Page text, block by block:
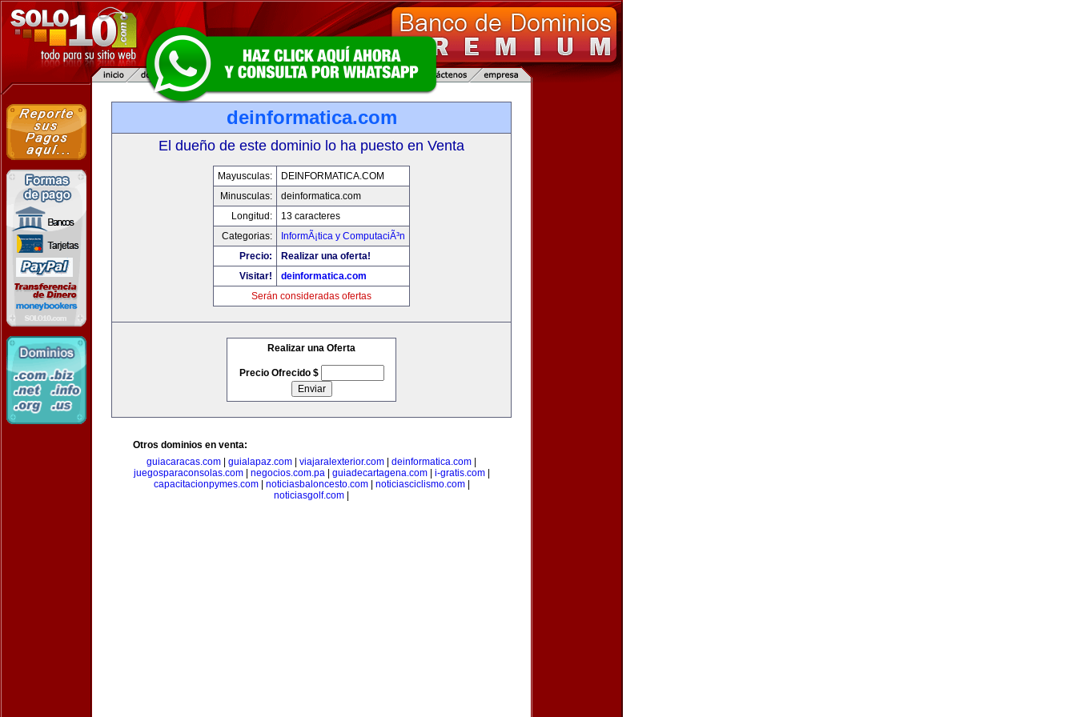
deinformatica.com
El dueño de este dominio lo ha puesto en Venta
Mayusculas:
DEINFORMATICA.COM
Minusculas:
deinformatica.com
Longitud:
13 caracteres
Categorias:
InformÃ¡tica y ComputaciÃ³n
Precio:
Realizar una oferta!
Visitar!
deinformatica.com
Serán consideradas ofertas
Realizar una Oferta
Precio Ofrecido $
Otros dominios en venta:
guiacaracas.com
guialapaz.com viajaralexterior.com deinformatica.com
juegosparaconsolas.com| negocios.com.pa| guiadecartagena.com| i-gratis.com|
capacitacionpymes.com| noticiasbaloncesto.com| noticiasciclismo.com|
noticiasgolf.com